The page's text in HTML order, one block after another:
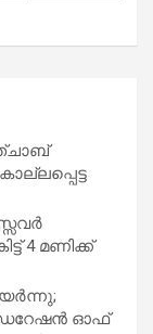
4 മണിക്ക്
ഓഫ്